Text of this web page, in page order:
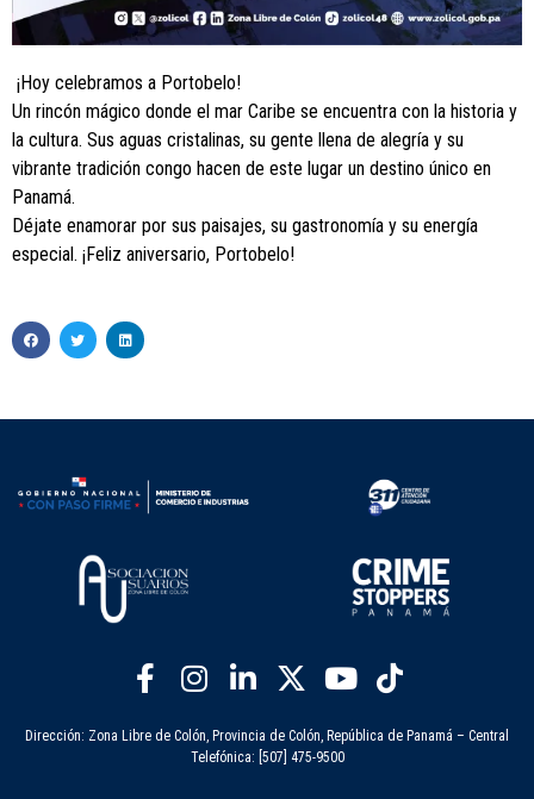
¡Hoy celebramos a Portobelo!
Un rincón mágico donde el mar Caribe se encuentra con la historia y
la cultura. Sus aguas cristalinas, su gente llena de alegría y su
vibrante tradición congo hacen de este lugar un destino único en
Panamá.
Déjate enamorar por sus paisajes, su gastronomía y su energía
especial. ¡Feliz aniversario, Portobelo!
Dirección: Zona Libre de Colón, Provincia de Colón, República de Panamá – Central
Telefónica: [507] 475-9500